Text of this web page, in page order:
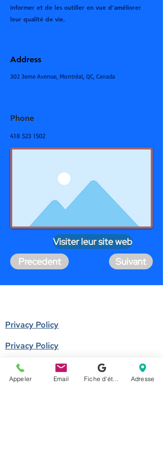
informer et de les outiller en vue d’améliorer
leur qualité de vie.
Address
302 3eme Avenue, Montréal, QC, Canada
Phone
418 523 1502
Visiter leur site web
Precedent
Suivant
Privacy Policy
Privacy Policy
Donate
Appeler Email Adresse